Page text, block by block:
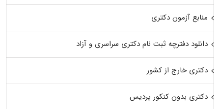
منابع آزمون دکتری
دانلود دفترچه ثبت نام دکتری سراسری و آزاد
دکتری خارج از کشور
دکتری بدون کنکور پردیس